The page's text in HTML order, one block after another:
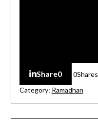
Share0 0Shares
Category: Ramadhan